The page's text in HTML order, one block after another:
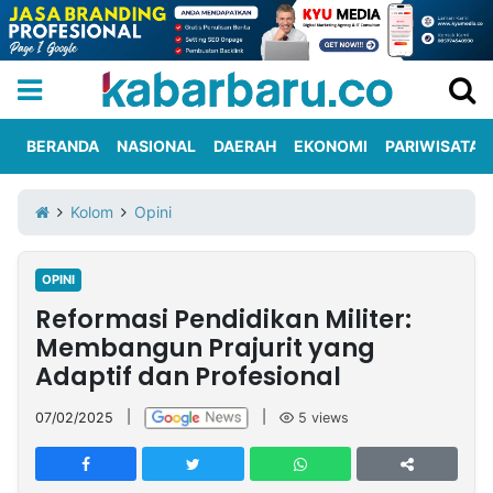
Iklan
Berita
Kami
Nasional
International
Olahraga
Entertainment
Daerah
Pariwisata
Kuliner
Kolom
Network
PT
TREETAN
BERANDA NASIONAL DAERAH EKONOMI PARIWISATA
Kolom Opini
OPINI
Reformasi Pendidikan Militer:
Membangun Prajurit yang
Adaptif dan Profesional
07/02/2025 5 views